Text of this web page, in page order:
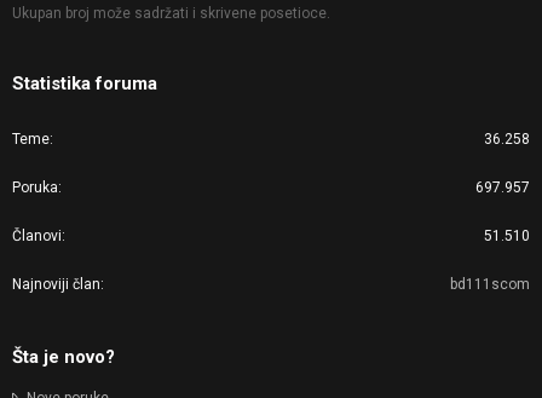
Ukupan broj može sadržati i skrivene posetioce.
Statistika foruma
Teme 36.258
Poruka 697.957
Članovi 51.510
Najnoviji član bd111scom
Šta je novo?